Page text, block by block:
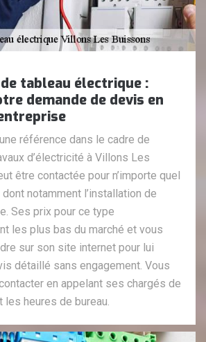
tableau électrique :
demande de devis en
référence dans le cadre de
d’électricité à Villons Les
être contactée pour n’importe quel
notamment l’installation de
Ses prix pour ce type
les plus bas du marché et vous
sur son site internet pour lui
détaillé sans engagement. Vous
en appelant ses chargés de
les heures de bureau.